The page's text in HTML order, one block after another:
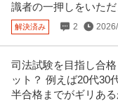
識者の一押しをいた
解決済み 2
司法試験を目指し合
ット？ 例えば20代30
半合格までがギリあ